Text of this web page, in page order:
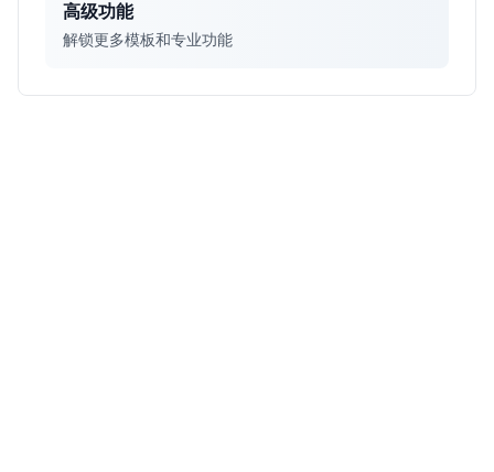
高级功能
解锁更多模板和专业功能